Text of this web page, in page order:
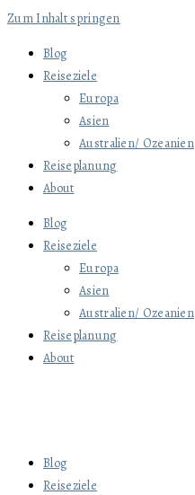
Zum Inhalt springen
Blog
Reiseziele
Europa
Asien
Australien/ Ozeanien
Reiseplanung
About
Blog
Reiseziele
Europa
Asien
Australien/ Ozeanien
Reiseplanung
About
Blog
Reiseziele